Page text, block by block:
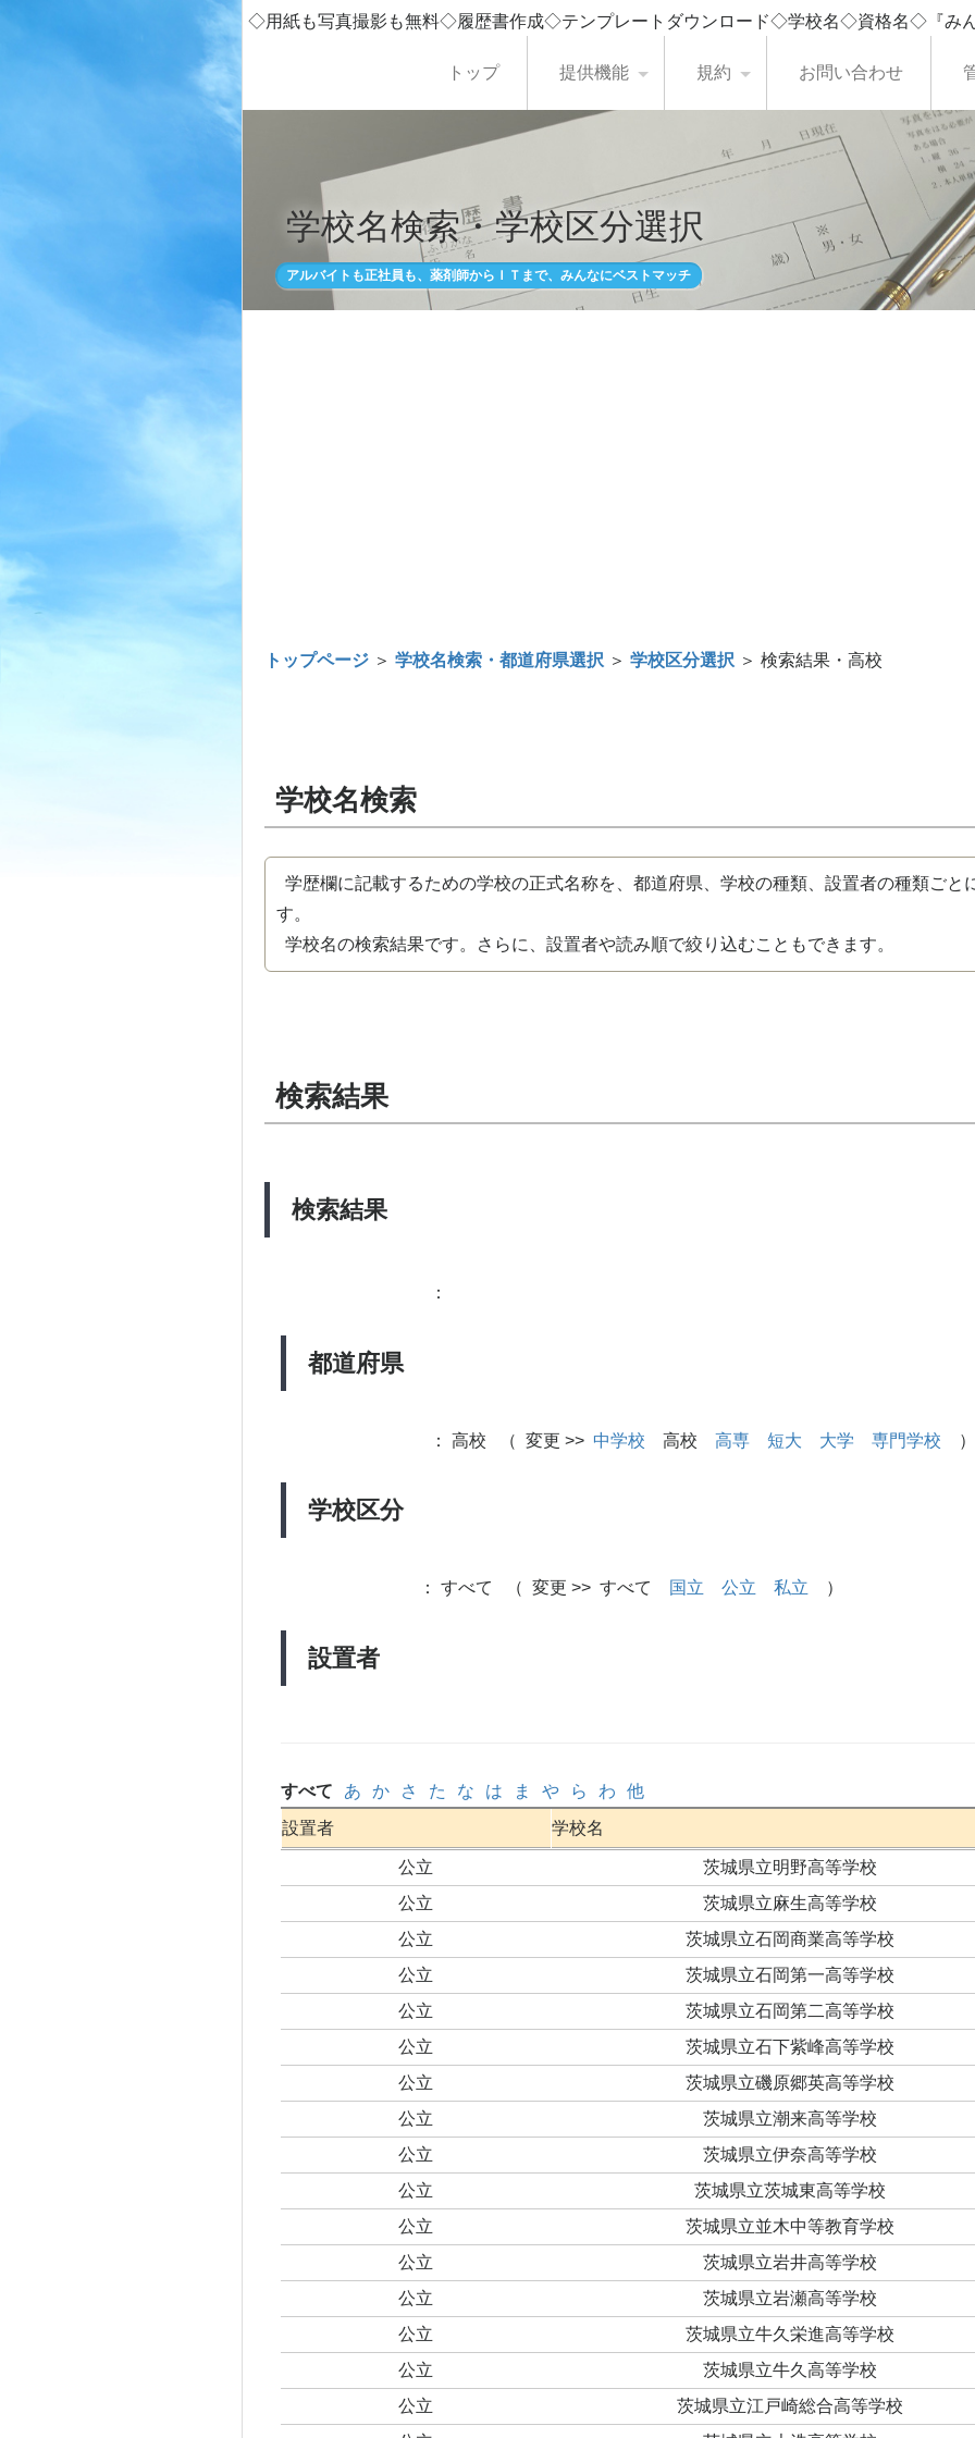
◇用紙も写真撮影も無料◇履歴書作成◇テンプレートダウンロード◇学校名◇資格名◇『み
トップ 提供機能 規約 お問い合わせ
学校名検索・学校区分選択
アルバイトも正社員も、薬剤師からＩＴまで、みんなにベストマッチ
トップページ ＞ 学校名検索・都道府県選択 ＞ 学校区分選択 ＞ 検索結果・高校
学校名検索
学歴欄に記載するための学校の正式名称を、都道府県、学校の種類、設置者の種類ごと
す。
学校名の検索結果です。さらに、設置者や読み順で絞り込むこともできます。
検索結果
検索結果
都道府県
：
学校区分
： 高校 （ 変更 >> 中学校 高校 高専 短大 大学 専門学校 ）
設置者
： すべて （ 変更 >> すべて 国立 公立 私立 ）
すべて あ か さ た な は ま や ら わ
他
設置者
学校名
公立
茨城県立明野高等学校
公立
茨城県立麻生高等学校
公立
茨城県立石岡商業高等学校
公立
茨城県立石岡第一高等学校
公立
茨城県立石岡第二高等学校
公立
茨城県立石下紫峰高等学校
公立
茨城県立磯原郷英高等学校
公立
茨城県立潮来高等学校
公立
茨城県立伊奈高等学校
公立
茨城県立茨城東高等学校
公立
茨城県立並木中等教育学校
公立
茨城県立岩井高等学校
公立
茨城県立岩瀬高等学校
公立
茨城県立牛久栄進高等学校
公立
茨城県立牛久高等学校
公立
茨城県立江戸崎総合高等学校